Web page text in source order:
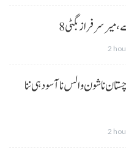
میرسرفراز بگٹی
2
نا شون و الس نا آسودہی ننا
2